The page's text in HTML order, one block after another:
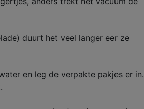
duurt het veel langer eer ze
en leg de verpakte pakjes er in.